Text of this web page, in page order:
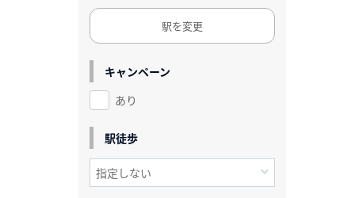
駅を変更
キャンペーン
あり
駅徒歩